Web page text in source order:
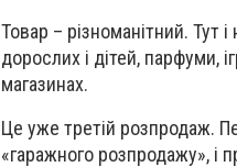
Товар – різноманітний. Тут
дорослих і дітей, парфуми,
магазинах.
Це уже третій розпродаж.
«гаражного розпродажу», і